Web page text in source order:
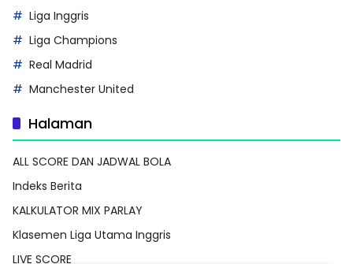
Liga Inggris
Liga Champions
Real Madrid
Manchester United
Halaman
ALL SCORE DAN JADWAL BOLA
Indeks Berita
KALKULATOR MIX PARLAY
Klasemen Liga Utama Inggris
LIVE SCORE